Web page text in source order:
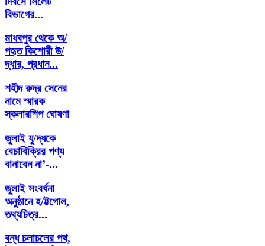
বিভাগের...
মাধবপুর থেকে অ/
পহৃত কিশোরী উ/
দ্ধার, প্রধান...
শহীদ রুদ্র সেনের
নামে স্মারক
স্কলারশিপ ঘোষণা
জুলাই যু/দ্ধকে
বেচাবিক্রির পণ্য
বানাবেন না’-...
জুলাই সংবর্ধনা
অনুষ্ঠানে হ/ট্টগোল,
তথ্যচিত্র...
বন্ধ চলাচলের পথ,